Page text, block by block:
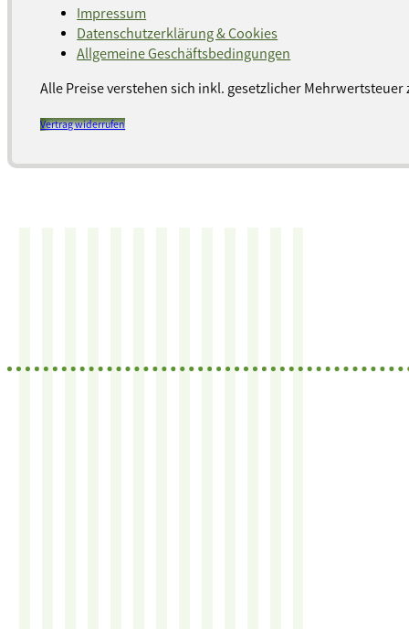
Impressum
Datenschutzerklärung & Cookies
Allgemeine Geschäftsbedingungen
Alle Preise verstehen sich inkl. gesetzlicher Mehrwertsteuer
Vertrag widerrufen